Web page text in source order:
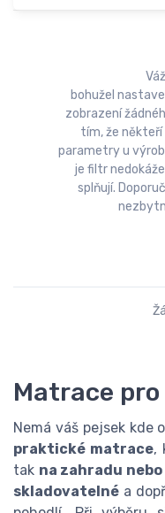
bohužel
zobrazení
tím, že
parametry u
je filtr
splňují.
Matrace pro
Nemá váš pejsek kde
praktické matrace,
tak na zahradu nebo
skladovatelné a